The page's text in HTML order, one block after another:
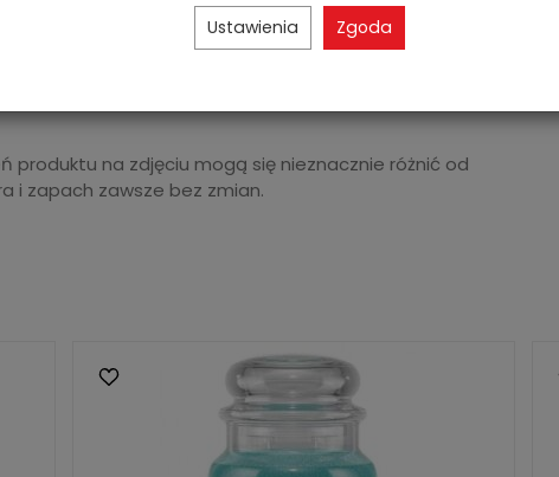
produktu na zdjęciu mogą się nieznacznie różnić od
i zapach zawsze bez zmian.
Ustawienia Zgoda